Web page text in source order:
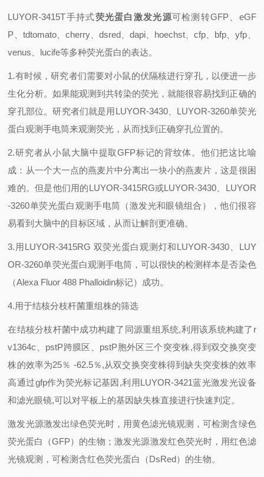
LUYOR-3415T手持式荧光蛋白激发光源可检测转GFP、eGF
P、tdtomato、cherry、dsred、dapi、hoechst、cfp、bfp、yfp、
venus、lucife等多种荧光蛋白的表达。
1.有时候，研究者们需要对小鼠的伏隔核进行穿孔，以便进一步
生化分析。如果能观测到共转染的荧光，就能很容易找到正确的
穿孔部位。研究者们就是用LUYOR-3430、LUYOR-3260单荧光
蛋白观测手电筒来观测荧光，从而找到正确穿孔位置的。
2.研究者从小鼠大脑中提取GFP标记的背纹体。他们把这比喻
成：从一个大一点的燕麦片中分离出一块小的燕麦片，这是很困
难的。但是他们用的LUYOR-3415RG或LUYOR-3430、LUYOR
-3260单荧光蛋白观测手电筒（激发光和眼镜组合），他们很容
易看到大脑中的目标区域，从而让解剖更准确。
3.用LUYOR-3415RG 双荧光蛋白观测灯和LUYOR-3430、LUY
OR-3260单荧光蛋白观测手电筒，可以很快的检测样本是否染色
（Alexa Fluor 488 Phalloidin标记）成功。
4.用于结核分枝杆菌重组株的筛选
在结核分枝杆菌中成功构建了同源重组系统,利用该系统构建了r
v1364c、pstP跨膜区、pstP胞外区三个突变株,得到双交换突变
株的效率为25％ -62.5％,从双交换突变株得到缺失突变株的效率
高通过gfp作为荧光标记基因,利用LUYOR-3421蓝光激发光设备
和滤光眼镜,可以对平板上的基因缺失株直接进行快速判定。
激发光源激发出绿色荧光时，用黄色滤光镜观测，可检测含绿色
荧光蛋白（GFP）的生物；激发光源激发红色荧光时，用红色滤
光镜观测，可检测含红色荧光蛋白（DsRed）的生物。